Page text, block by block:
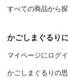
すべての商品から
かごしまぐるり
マイページにログ
かごしまぐるりの